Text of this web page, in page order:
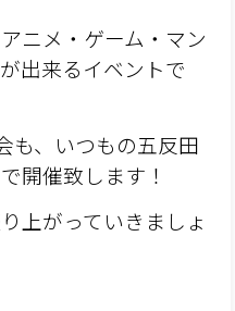
ニメ・ゲーム・マン
出来るイベントで
も、いつもの五反田
開催致します！
上がっていきましょ